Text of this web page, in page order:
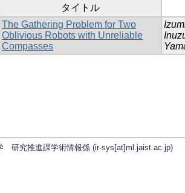
タイトル
The Gathering Problem for Two
Oblivious Robots with Unreliable
Compasses
研究推進課学術情報係 (ir-sys[at]ml.jaist.ac.jp)